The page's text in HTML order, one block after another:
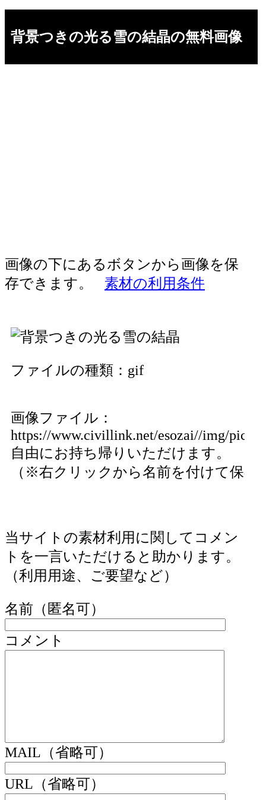
背景つきの光る雪の結晶の無料画像
画像の下にあるボタンから画像を保
存できます。
素材の利用条件
ファイルの種類：gif
画像ファイル：
https://www.civillink.net/esozai//img/
自由にお持ち帰りいただけます。
（※右クリックから名前を付けて保存
当サイトの素材利用に関してコメン
トを一言いただけると助かります。
（利用用途、ご要望など）
名前（匿名可）
コメント
MAIL（省略可）
URL（省略可）